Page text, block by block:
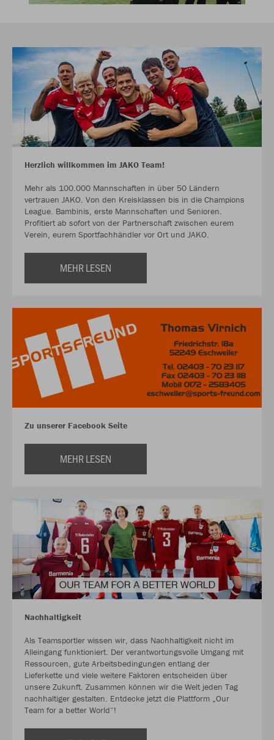
Herzlich willkommen im JAKO Team!
Mehr als 100.000 Mannschaften in über 50 Ländern
vertrauen JAKO. Von den Kreisklassen bis in die Champions
League. Bambinis, erste Mannschaften und Senioren.
Profitiert ab sofort von der Partnerschaft zwischen eurem
Verein, eurem Sportfachhändler vor Ort und JAKO.
MEHR LESEN
Zu unserer Facebook Seite
MEHR LESEN
Nachhaltigkeit
Als Teamsportler wissen wir, dass Nachhaltigkeit nicht im
Alleingang funktioniert. Der verantwortungsvolle Umgang mit
Ressourcen, gute Arbeitsbedingungen entlang der
Lieferkette und viele weitere Faktoren entscheiden über
unsere Zukunft. Zusammen können wir die Welt jeden Tag
nachhaltiger gestalten. Entdecke jetzt die Plattform „Our
Team for a better World“!